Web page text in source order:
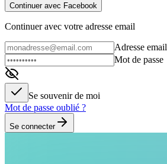
Continuer avec Facebook
Continuer avec votre adresse email
Adresse email
Mot de passe
Se souvenir de moi
Mot de passe oublié ?
Se connecter